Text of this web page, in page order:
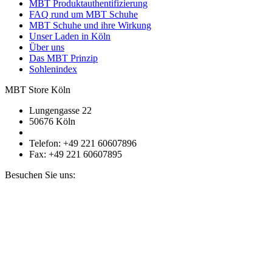
MBT Produktauthentifizierung
FAQ rund um MBT Schuhe
MBT Schuhe und ihre Wirkung
Unser Laden in Köln
Über uns
Das MBT Prinzip
Sohlenindex
MBT Store Köln
Lungengasse 22
50676 Köln
Telefon: +49 221 60607896
Fax: +49 221 60607895
Besuchen Sie uns: